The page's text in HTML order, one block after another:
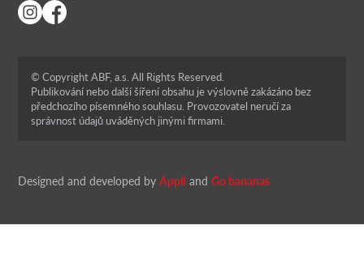
© Copyright ABF, a.s. All Rights Reserved.
Publikování nebo další šíření obsahu je výslovně zakázáno bez
předchozího písemného souhlasu. Provozovatel neručí za
správnost údajů uváděných jinými firmami.
Designed and developed byAppli andGo bananas